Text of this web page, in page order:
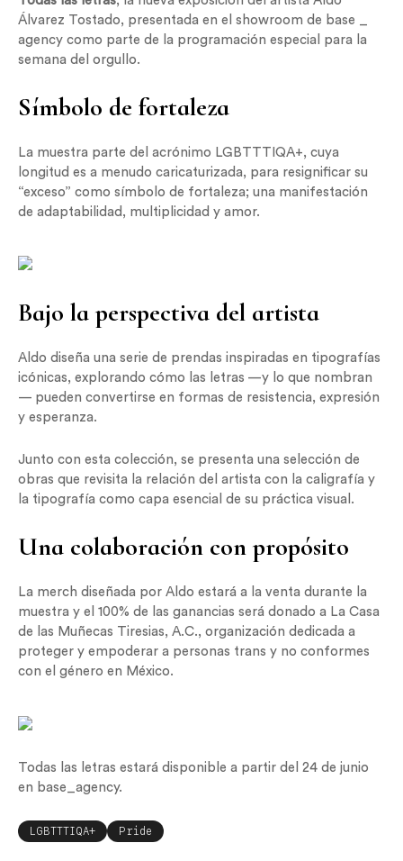
Álvarez Tostado, presentada en el showroom de base _
agency como parte de la programación especial para la
semana del orgullo.
Símbolo de fortaleza
La muestra parte del acrónimo LGBTTTIQA+, cuya
longitud es a menudo caricaturizada, para resignificar su
“exceso” como símbolo de fortaleza; una manifestación
de adaptabilidad, multiplicidad y amor.
Bajo la perspectiva del artista
Aldo diseña una serie de prendas inspiradas en tipografías
icónicas, explorando cómo las letras —y lo que nombran
— pueden convertirse en formas de resistencia, expresión
y esperanza.
Junto con esta colección, se presenta una selección de
obras que revisita la relación del artista con la caligrafía y
la tipografía como capa esencial de su práctica visual.
Una colaboración con propósito
La merch diseñada por Aldo estará a la venta durante la
muestra y el 100% de las ganancias será donado a La Casa
de las Muñecas Tiresias, A.C., organización dedicada a
proteger y empoderar a personas trans y no conformes
con el género en México.
Todas las letras estará disponible a partir del 24 de junio
en base_agency.
LGBTTTIQA+ Pride